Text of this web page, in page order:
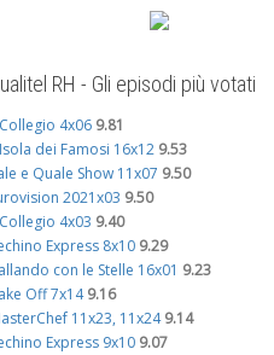
RH - Gli episodi più votati
4x06 9.81
dei Famosi 16x12 9.53
e Quale Show 11x07 9.50
2021x03 9.50
4x03 9.40
Express 8x10 9.29
con le Stelle 16x01 9.23
Off 7x14 9.16
11x23, 11x24 9.14
Express 9x10 9.07